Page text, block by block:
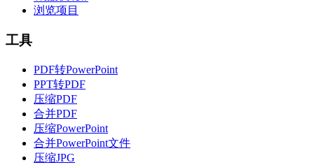
浏览项目
工具
PDF转PowerPoint
PPT转PDF
压缩PDF
合并PDF
压缩PowerPoint
合并PowerPoint文件
压缩JPG